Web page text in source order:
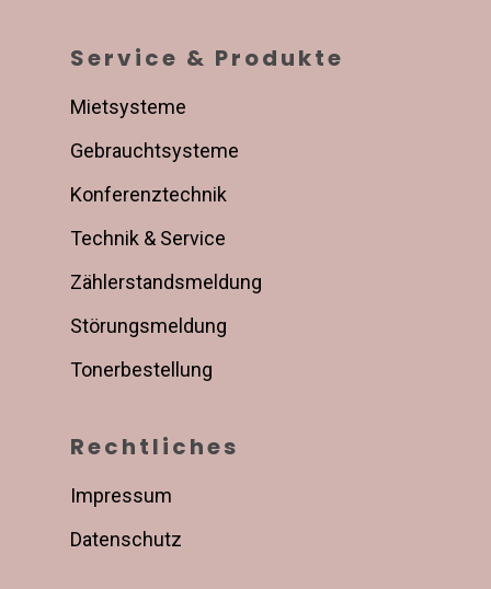
Service & Produkte
Mietsysteme
Gebrauchtsysteme
Konferenztechnik
Technik & Service
Zählerstandsmeldung
Störungsmeldung
Tonerbestellung
Rechtliches
Impressum
Datenschutz